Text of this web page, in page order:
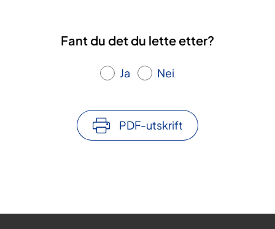
Fant du det du lette etter?
Ja Nei
PDF-utskrift